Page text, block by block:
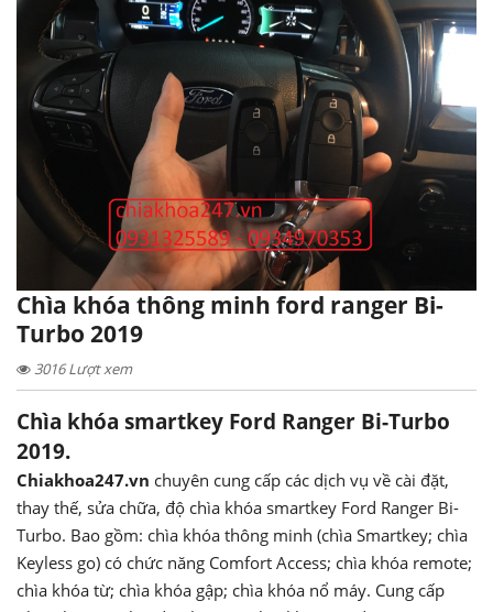
Chìa khóa thông minh ford ranger Bi-
Turbo 2019
3016 Lượt xem
Chìa khóa smartkey Ford Ranger Bi-Turbo
2019.
Chiakhoa247.vn chuyên cung cấp các dịch vụ về cài đặt,
thay thế, sửa chữa, độ chìa khóa smartkey Ford Ranger Bi-
Turbo. Bao gồm: chìa khóa thông minh (chìa Smartkey; chìa
Keyless go) có chức năng Comfort Access; chìa khóa remote;
chìa khóa từ; chìa khóa gập; chìa khóa nổ máy. Cung cấp